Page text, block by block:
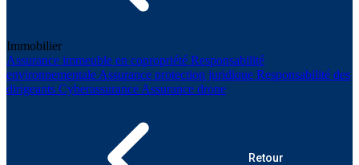
Immobilier
Assurance immeuble en copropriété Responsabilité
environnementale Assurance protection juridique Responsabilité des
dirigeants Cyberassurance Assurance drone
Retour